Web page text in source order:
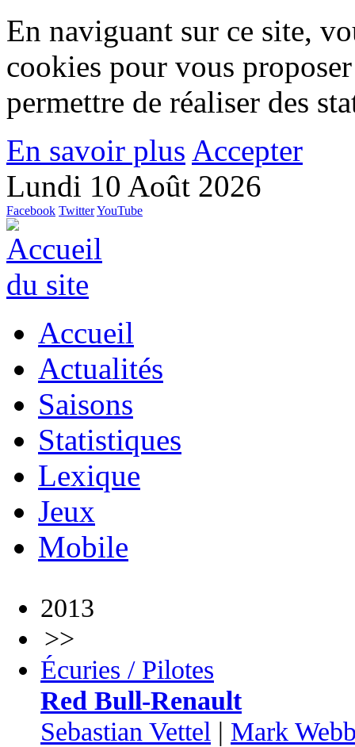
En naviguant sur ce site,
cookies pour vous
permettre de réaliser des
En savoir plus Accepter
Lundi 10 Août 2026
Facebook TwitterYouTube
Accueil
Actualités
Saisons
Statistiques
Lexique
Jeux
Mobile
2013
>>
Écuries / Pilotes
Red Bull-Renault
Sebastian Vettel | Mark